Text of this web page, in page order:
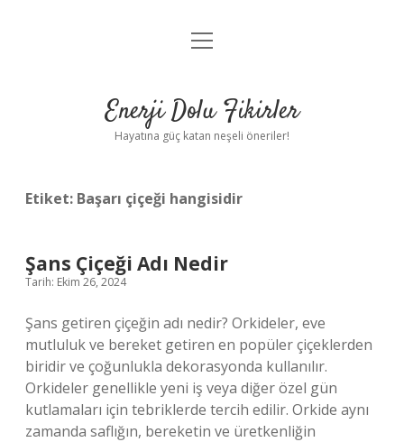
Anasayfa
Yasal Uyarı
menüyü
Enerji Dolu Fikirler
Hayatına güç katan neşeli öneriler!
Etiket: Başarı çiçeği hangisidir
Şans Çiçeği Adı Nedir
Tarih: Ekim 26, 2024
Şans getiren çiçeğin adı nedir? Orkideler, eve
mutluluk ve bereket getiren en popüler çiçeklerden
biridir ve çoğunlukla dekorasyonda kullanılır.
Orkideler genellikle yeni iş veya diğer özel gün
kutlamaları için tebriklerde tercih edilir. Orkide aynı
zamanda saflığın, bereketin ve üretkenliğin